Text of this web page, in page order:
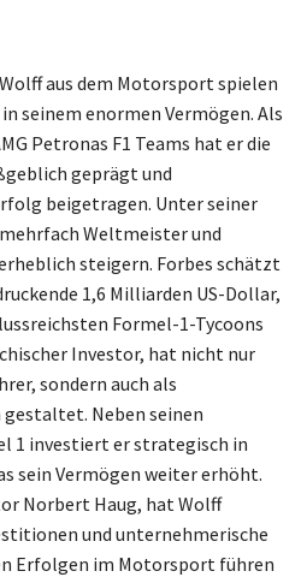
aus dem Motorsport spielen
seinem enormen Vermögen. Als
Petronas F1 Teams hat er die
geprägt und
beigetragen. Unter seiner
Weltmeister und
steigern. Forbes schätzt
1,6 Milliarden US-Dollar,
Formel-1-Tycoons
Investor, hat nicht nur
sondern auch als
Neben seinen
1 investiert er strategisch in
sein Vermögen weiter erhöht.
Norbert Haug, hat Wolff
und unternehmerische
Erfolgen im Motorsport führen